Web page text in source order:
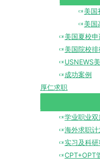
美国
美国
美国夏校申
美国院校
USNEWS
成功案例
厚仁求职
学业职业双
海外求职计
实习及科研
CPT+OPT